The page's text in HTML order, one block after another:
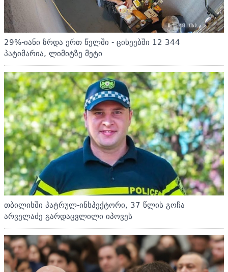
29%-იანი ზრდა ერთ წელში - ციხეებში 12 344
პატიმარია, ლიმიტზე მეტი
თბილისში პატრულ-ინსპექტორი, 37 წლის გოჩა
არველაძე გარდაცვლილი იპოვეს